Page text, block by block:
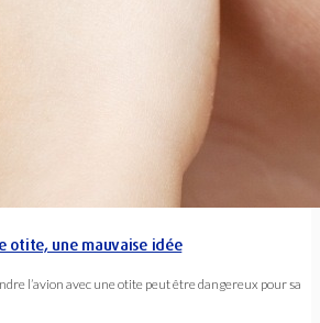
otite, une mauvaise idée
l’avion avec une otite peut être dangereux pour sa